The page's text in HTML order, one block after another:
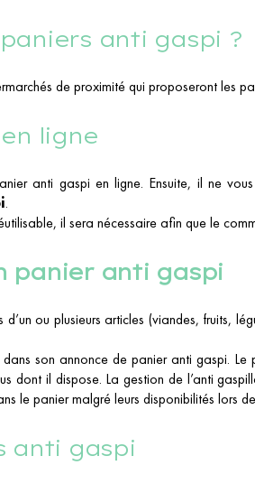
anti gaspi ?
de proximité qui proposeront les
ligne
anti gaspi en ligne. Ensuite, il ne
.
il sera nécessaire afin que le
panier anti gaspi
ou plusieurs articles (viandes, fruits,
son annonce de panier anti gaspi.
dont il dispose. La gestion de l’anti
le panier malgré leurs disponibilités lors
anti gaspi